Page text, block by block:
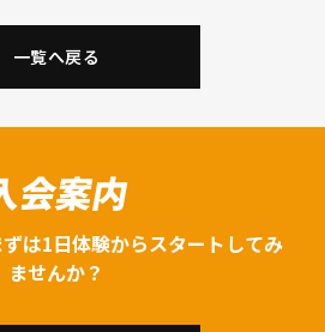
一覧へ戻る
会案内
は1日体験からスタートしてみ
ませんか？